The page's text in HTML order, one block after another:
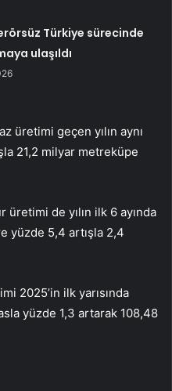
Türkiye sürecinde
ulaşıldı
üretimi geçen yılın aynı
21,2 milyar metreküpe
de yılın ilk 6 ayında
yüzde 5,4 artışla 2,4
2025’in ilk yarısında
yüzde 1,3 artarak 108,48